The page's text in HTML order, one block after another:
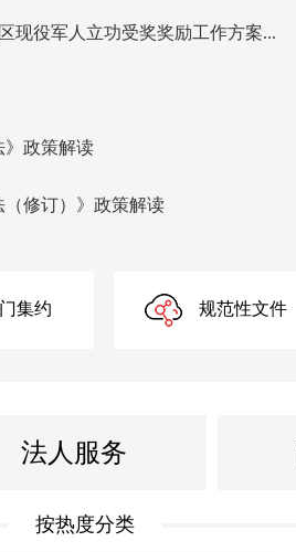
现役军人立功受奖奖励工作方案...
》政策解读
（修订）》政策解读
的政策解读
集约 规范性文件
法人服务
按热度分类